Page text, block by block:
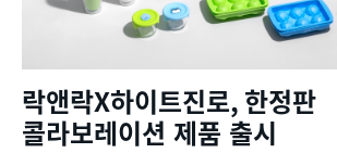
락앤락X하이트진로, 한정판
콜라보레이션 제품 출시